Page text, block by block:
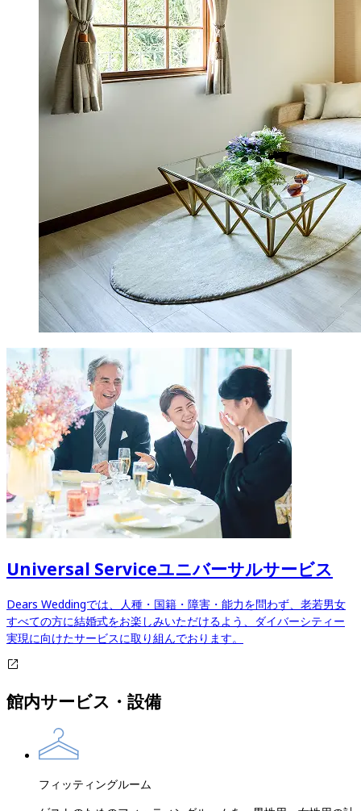
Universal Serviceユニバーサルサービス
Dears Weddingでは、人種・国籍・障害・能力を問わず、老若男女
すべての方に結婚式をお楽しみいただけるよう、ダイバーシティー
実現に向けたサービスに取り組んでおります。​​​​​​​​​​​​​​
館内サービス・設備
フィッティングルーム